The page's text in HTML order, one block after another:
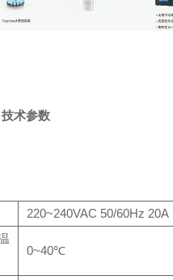
技术参数
220~240VAC 50/60Hz 20A
0~40℃